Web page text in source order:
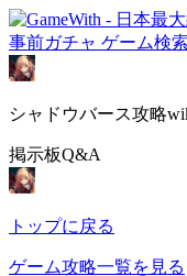
事前ガチャ ゲーム検索
シャドウバース攻略
掲示板Q&A
トップに戻る
ゲーム攻略一覧を見る